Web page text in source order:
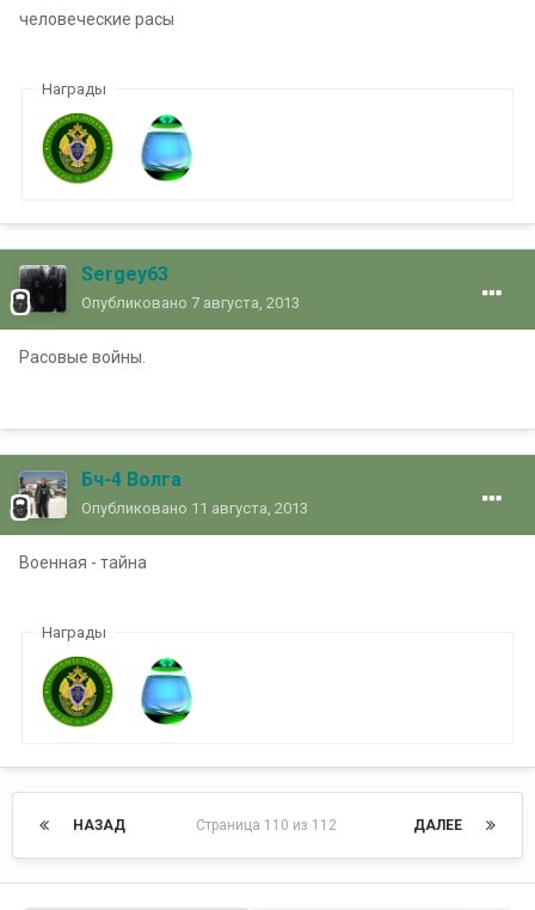
человеческие расы
Награды
Sergey63
Опубликовано 7 августа, 2013
Расовые войны.
Бч-4 Волга
Опубликовано 11 августа, 2013
Военная - тайна
Награды
НАЗАД ДАЛЕЕ
Страница 110 из 112